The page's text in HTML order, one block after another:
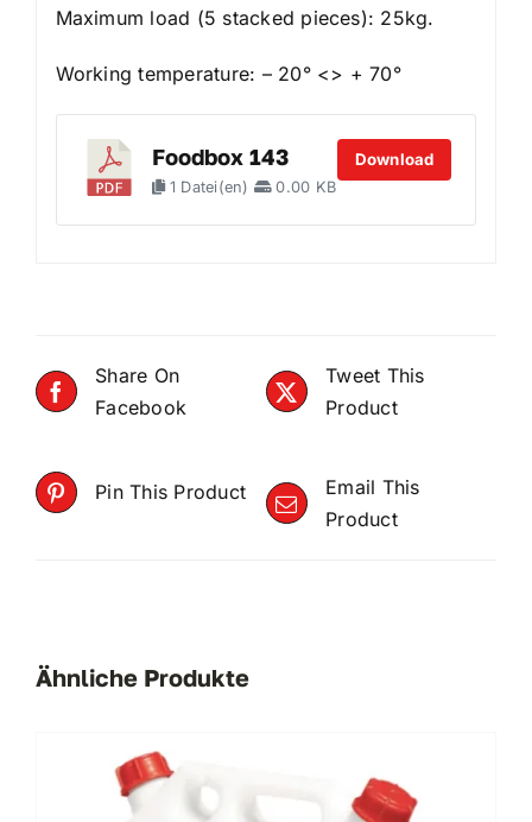
Maximum load (5 stacked pieces): 25kg.
Working temperature: – 20° <> + 70°
Foodbox 143
1 Datei(en) 0.00 KB
Download
Share On
Facebook
Tweet This
Product
Pin This Product
Email This
Product
Ähnliche Produkte